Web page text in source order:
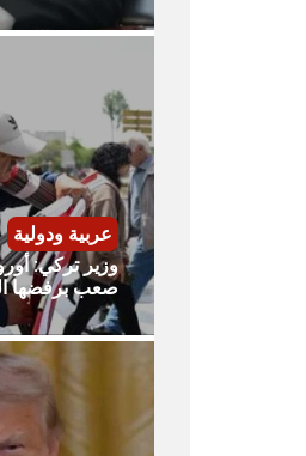
عربية ودولية
وزير تركي:
صعب برفضها